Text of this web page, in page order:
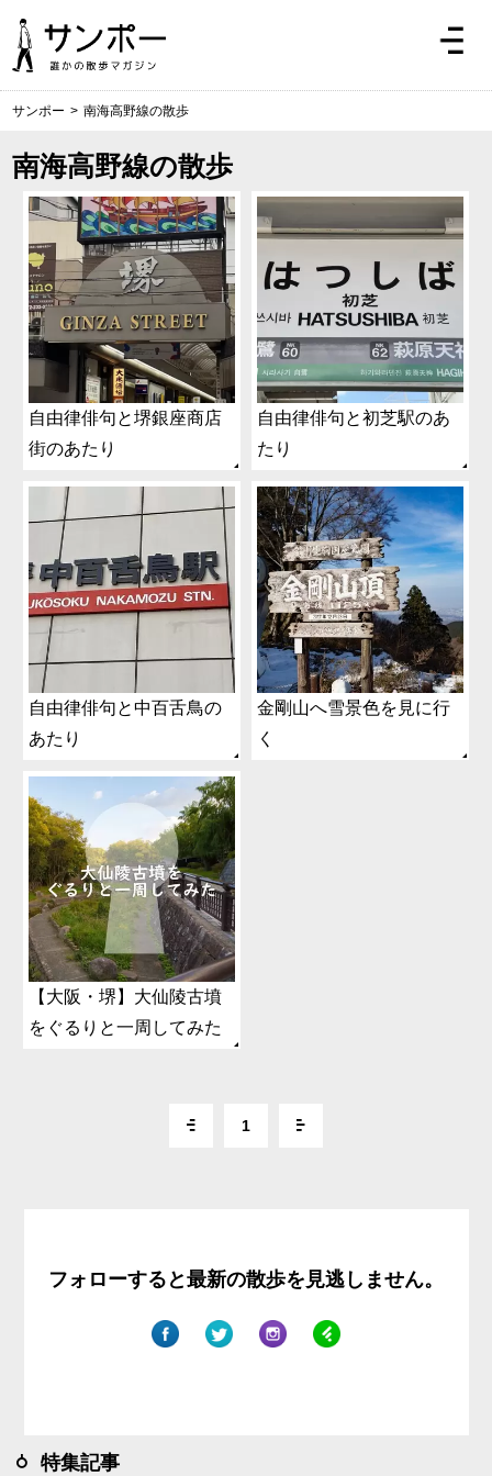
サンポー > 南海高野線の散歩
南海高野線の散歩
自由律俳句と堺銀座商店
街のあたり
自由律俳句と初芝駅のあ
たり
自由律俳句と中百舌鳥の
あたり
金剛山へ雪景色を見に行
く
【大阪・堺】大仙陵古墳
をぐるりと一周してみた
1
フォローすると最新の散歩を見逃しません。
特集記事